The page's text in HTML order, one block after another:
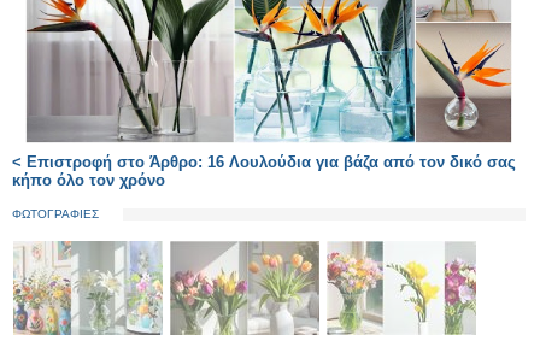
< Επιστροφή στο Άρθρο: 16 Λουλούδια για βάζα από τον δικό σας
κήπο όλο τον χρόνο
ΦΩΤΟΓΡΑΦΙΕΣ